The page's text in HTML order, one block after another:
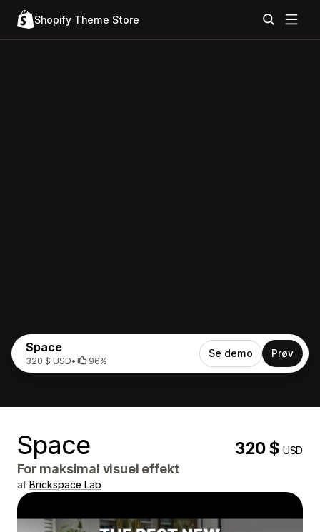
Shopify Theme Store
Space
320 $ USD• 96%
Se demo Prøv
Space 320 $USD
For maksimal visuel effekt
af Brickspace Lab